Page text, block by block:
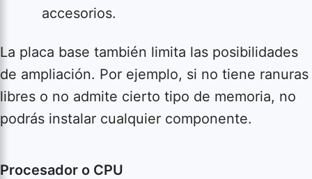
accesorios.
La placa base también limita las posibilidades
de ampliación. Por ejemplo, si no tiene ranuras
libres o no admite cierto tipo de memoria, no
podrás instalar cualquier componente.
Procesador o CPU